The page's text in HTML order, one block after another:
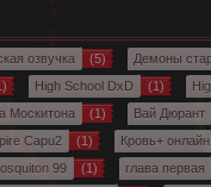
озвучка (5) Демоны
High School DxD (1)
Москитона (1) Вай Дюрант
Capu2 (1) Кровь+ онлайн
99 (1) глава первая